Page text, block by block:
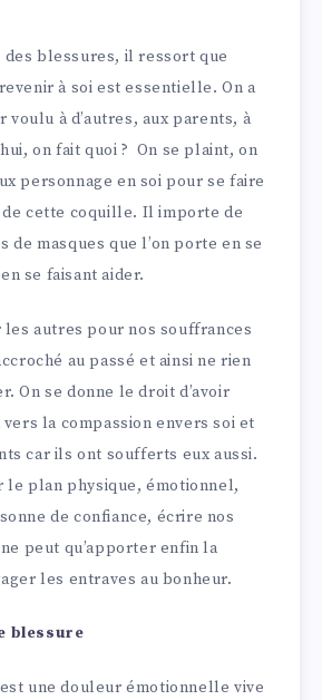
des blessures, il ressort que
à soi est essentielle. On a
voulu à d’autres, aux parents, à
on fait quoi ? On se plaint, on
personnage en soi pour se faire
cette coquille. Il importe de
de masques que l’on porte en se
se faisant aider.
les autres pour nos souffrances
au passé et ainsi ne rien
On se donne le droit d’avoir
la compassion envers soi et
car ils ont soufferts eux aussi.
le plan physique, émotionnel,
de confiance, écrire nos
peut qu’apporter enfin la
les entraves au bonheur.
blessure
une douleur émotionnelle vive